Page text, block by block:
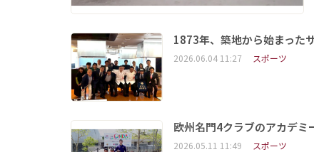
1873年、築地から始まった
2026.06.04 11:27 スポーツ
欧州名門4クラブのアカデ
2026.05.11 11:49 スポーツ